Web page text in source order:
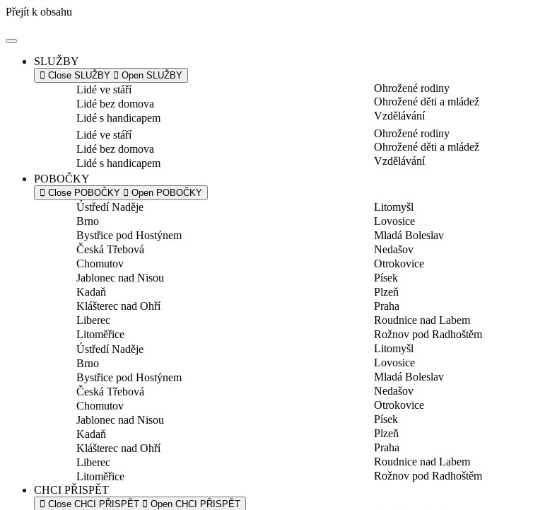
Přejít k obsahu
SLUŽBY
Close SLUŽBY Open SLUŽBY
Lidé ve stáří
Lidé bez domova
Lidé s handicapem
Ohrožené rodiny
Ohrožené děti a mládež
Vzdělávání
Lidé ve stáří
Lidé bez domova
Lidé s handicapem
Ohrožené rodiny
Ohrožené děti a mládež
Vzdělávání
POBOČKY
Close POBOČKY Open POBOČKY
Ústředí Naděje
Brno
Bystřice pod Hostýnem
Česká Třebová
Chomutov
Jablonec nad Nisou
Kadaň
Klášterec nad Ohří
Liberec
Litoměřice
Litomyšl
Lovosice
Mladá Boleslav
Nedašov
Otrokovice
Písek
Plzeň
Praha
Roudnice nad Labem
Rožnov pod Radhoštěm
Ústředí Naděje
Brno
Bystřice pod Hostýnem
Česká Třebová
Chomutov
Jablonec nad Nisou
Kadaň
Klášterec nad Ohří
Liberec
Litoměřice
Litomyšl
Lovosice
Mladá Boleslav
Nedašov
Otrokovice
Písek
Plzeň
Praha
Roudnice nad Labem
Rožnov pod Radhoštěm
CHCI PŘISPĚT
Close CHCI PŘISPĚT Open CHCI PŘISPĚT